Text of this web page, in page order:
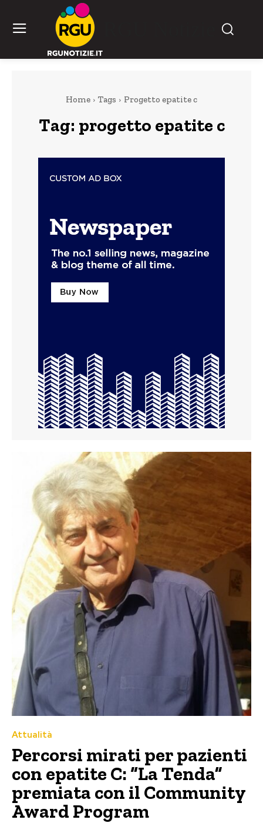
Home Tags Progetto epatite c
Tag: progetto epatite c
Attualità
Percorsi mirati per pazienti
con epatite C: “La Tenda”
premiata con il Community
Award Program